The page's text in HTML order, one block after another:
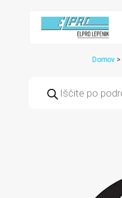
Domov >
search